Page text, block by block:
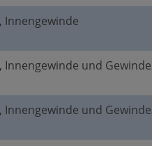
Innengewinde
Innengewinde und
Innengewinde und